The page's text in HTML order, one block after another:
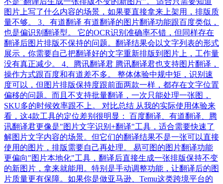
图片上写了什么内容的场景，如果要直接拿来上架用，排版质
量不够。 3、有道翻译 有道翻译的图片翻译功能跟百度类似，
也是偏识别翻译型。 它的OCR识别准确率不错，但同样存在
翻译后图片排版不保持的问题。翻译结果会以文字列表的形式
展示，你需要自己把翻译好的文字重新排版到图片上，工作量
没有真正减少。 4、腾讯翻译君 腾讯翻译君也支持图片翻译，
操作方式跟百度和有道差不多。 整体体验中规中矩，识别速
度可以，但图片排版保持度跟前面两款一样，都存在文字位置
偏移的问题。而且不支持批量翻译，一次只能处理一张图，
SKU多的时候效率跟不上。 对比总结 从我的实际使用体验来
看，这4款工具的定位差别很明显： 百度翻译、有道翻译、腾
讯翻译君更像是"图片文字识别+翻译"工具，适合需要快速了
解图片文字内容的场景。但它们的翻译结果不是一张可以直接
使用的图片，排版需要自己再处理。 易可图的图片翻译功能
更偏向"图片本地化"工具，翻译后直接生成一张排版保持不变
的新图片，拿来就能用。特别是手动调整功能，让翻译后的图
片质量更有保障。如果你是做亚马逊、Temu这类跨境平台的